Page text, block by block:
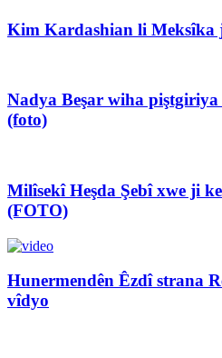
Kim Kardashian li Meksîka
Nadya Beşar wiha
(foto)
Milîsekî Heşda Şebî xwe ji
(FOTO)
Hunermendên Êzdî strana
vîdyo